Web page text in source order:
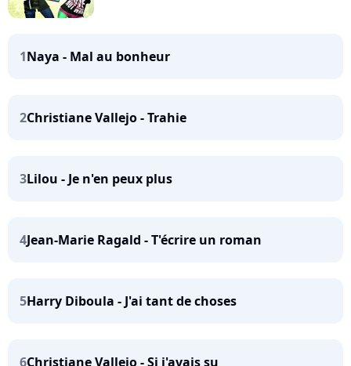
1Naya - Mal au bonheur
2Christiane Vallejo - Trahie
3Lilou - Je n'en peux plus
4Jean-Marie Ragald - T'écrire un roman
5Harry Diboula - J'ai tant de choses
6Christiane Vallejo - Si j'avais su